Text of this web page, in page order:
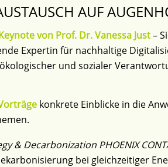
AUF
von Prof. Dr. Vanessa Just–
Expertin für nachhaltige
und sozialer
konkrete Einblicke in die
& Decarbonization PHOENIX
bei gleichzeitiger